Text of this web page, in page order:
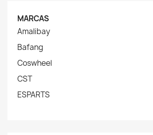
MARCAS
Amalibay
Bafang
Coswheel
CST
ESPARTS